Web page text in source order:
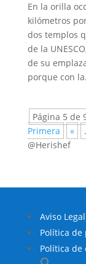
En la orilla
kilómetros
dos templos
de la
de su
porque con
Página 5 de
Primera
«
@Herishef
Aviso Legal
Política de
Política de